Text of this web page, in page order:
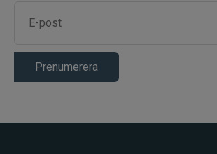
Linkapacitet
Prenumerera